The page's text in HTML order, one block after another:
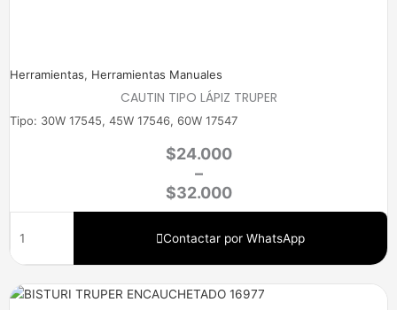
Herramientas, Herramientas Manuales
CAUTIN TIPO LÁPIZ TRUPER
Tipo: 30W 17545, 45W 17546, 60W 17547
$24.000
–
$32.000
Contactar por WhatsApp